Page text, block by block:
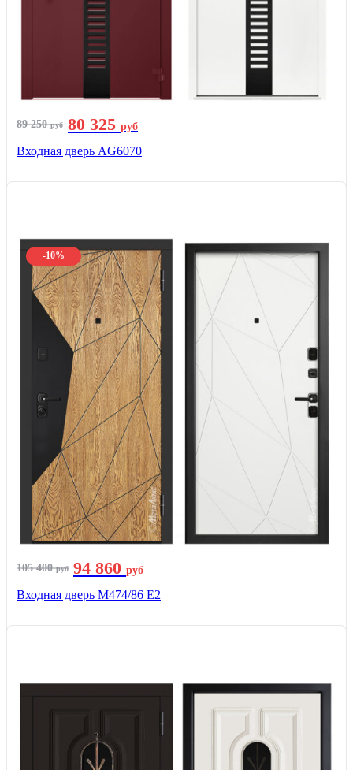
89 250руб 80 325 руб
Входная дверь AG6070
-10%
105 400руб 94 860 руб
Входная дверь М474/86 Е2